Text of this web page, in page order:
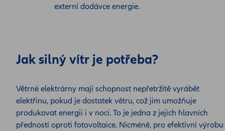
externí dodávce energie.
Jak silný vítr je potřeba?
Větrné elektrárny mají schopnost nepřetržitě vyrábět
elektřinu, pokud je dostatek větru, což jim umožňuje
produkovat energii i v noci. To je jedna z jejich hlavních
předností oproti fotovoltaice. Nicméně, pro efektivní výrobu